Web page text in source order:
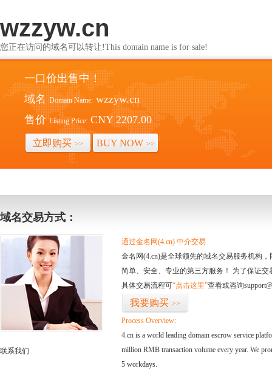
wzzyw.cn
您正在访问的域名可以转让!This domain name is for sale!
一口价出售中！
域名 Domain Name: wzzyw.cn
售价 Listing Price: CNY 2207.00
立即购买 >> BUY NOW >>
域名交易方式：
联系我们
通过金名网(4.cn) 中介交易
金名网(4.cn)是全球领先的域名交易服务机构
简单、安全、专业的第三方服务！ 为了保证
具体交易流程可“点击这里”查看或咨询
我要购买 >>
Process Overview:
4.cn is a world leading domain escrow service
million RMB transaction volume every year. We
5 workdays.